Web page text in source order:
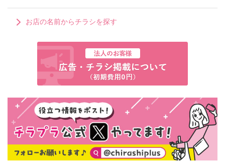
お店の名前からチラシを探す